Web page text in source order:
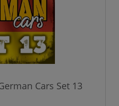
Cars Set 13